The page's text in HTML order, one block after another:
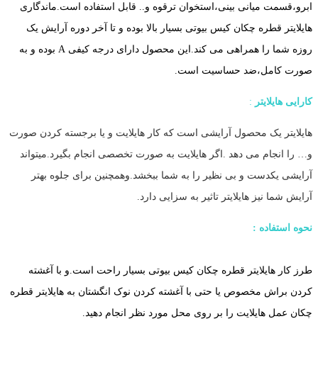
ابرو،قسمت میانی بینی،استخوان ترقوه و.. قابل استفاده است.ماندگاری
هایلایتر قطره چکان کیس بیوتی بسیار بالا بوده و تا آخر دوره آرایش یک
روزه شما را همراهی می کند.این محصول دارای درجه کیفی A بوده و به
صورت کامل،ضد حساسیت است.
کارایی هایلایتر :
هایلایتر یک محصول آرایشی است که کار هایلایت و یا برجسته کردن صورت
و… را انجام می دهد .اگر هایلایت به صورت تخصصی انجام بگیرد.میتواند
آرایشی یکدست و بی نظیر را به شما ببخشد.وهمچنین برای جلوه بهتر
آرایش شما نیز هایلایتر تاثیر به سزایی دارد.
نحوه استفاده :
طرز کار هایلایتر قطره چکان کیس بیوتی بسیار راحت است.و با آغشته
کردن براش مخصوص یا حتی با آغشته کردن نوک انگشتان به هایلایتر قطره
چکان عمل هایلایت را بر روی محل مورد نظر انجام دهید.